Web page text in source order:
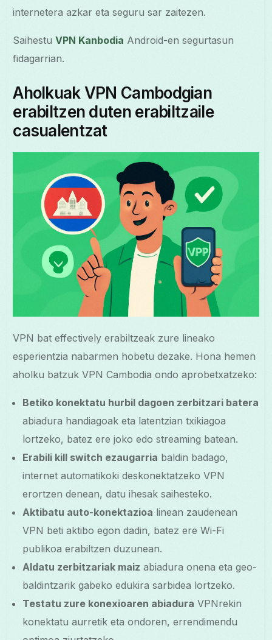
internetera azkar eta seguru sar zaitezen.
SaihestuVPN Kanbodia Android-en segurtasun
fidagarrian.
Aholkuak VPN Cambodgian
erabiltzen duten erabiltzaile
casualentzat
VPN bat effectively erabiltzeak zure lineako
esperientzia nabarmen hobetu dezake. Hona hemen
aholku batzuk VPN Cambodia ondo aprobetxatzeko:
Betiko konektatu hurbil dagoen zerbitzari batera
abiadura handiagoak eta latentzian txikiagoa
lortzeko, batez ere joko edo streaming batean.
Erabili kill switch ezaugarria baldin badago,
internet automatikoki deskonektatzeko VPN
erortzen denean, datu ihesak saihesteko.
Aktibatu auto-konektazioa linean zaudenean
VPN beti aktibo egon dadin, batez ere Wi-Fi
publikoa erabiltzen duzunean.
Aldatu zerbitzariak maiz abiadura onena eta geo-
baldintzarik gabeko edukira sarbidea lortzeko.
Testatu zure konexioaren abiadura VPNrekin
konektatu aurretik eta ondoren, errendimendu